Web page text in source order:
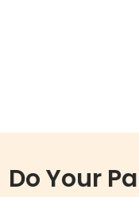
Do Your